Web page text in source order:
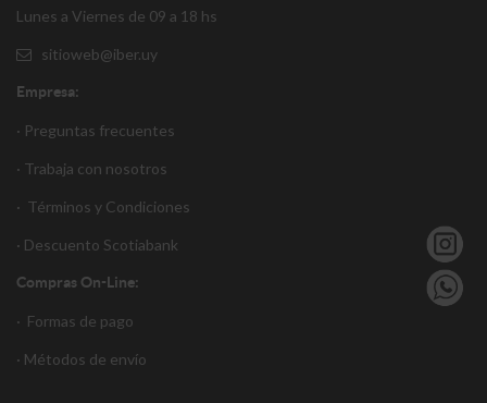
Lunes a Viernes de 09 a 18 hs
sitioweb@iber.uy
Empresa:
· Preguntas frecuentes
· Trabaja con nosotros
· Términos y Condiciones
· Descuento Scotiabank
Compras On-Line:
· Formas de pago
· Métodos de envío